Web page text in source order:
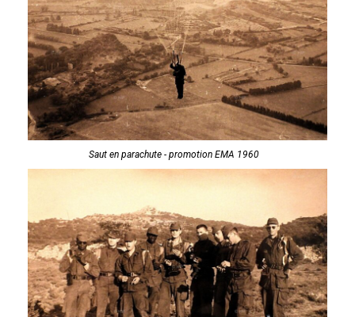
Saut en parachute - promotion EMA 1960